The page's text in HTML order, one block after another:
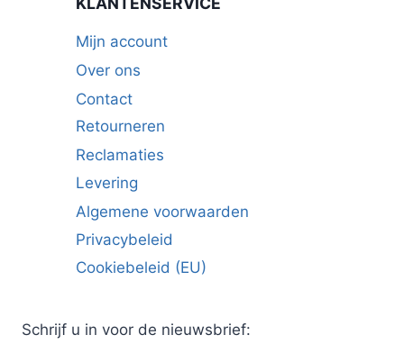
Mijn account
Over ons
Contact
Retourneren
Reclamaties
Levering
Algemene voorwaarden
Privacybeleid
Cookiebeleid (EU)
Schrijf u in voor de nieuwsbrief: